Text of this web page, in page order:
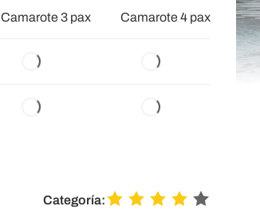
Camarote 3 pax Camarote 4 pax
Categoría: